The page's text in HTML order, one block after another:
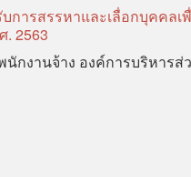
การสรรหาและเลื่อกบุคคลเ
. 2563
กงานจ้าง องค์การบริหารส่